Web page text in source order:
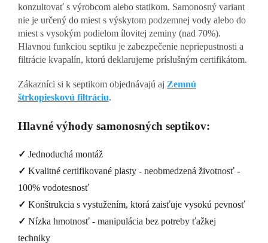
konzultovať s výrobcom alebo statikom. Samonosný variant
nie je určený do miest s výskytom podzemnej vody alebo do
miest s vysokým podielom ílovitej zeminy (nad 70%).
Hlavnou funkciou septiku je zabezpečenie nepriepustnosti a
filtrácie kvapalín, ktorú deklarujeme príslušným certifikátom.
Zákazníci si k septikom objednávajú aj Zemnú
štrkopieskovú filtráciu.
Hlavné výhody samonosných septikov:
✓ Jednoduchá montáž
✓ Kvalitné certifikované plasty - neobmedzená životnosť -
100% vodotesnosť
✓ Konštrukcia s vystužením, ktorá zaisťuje vysokú pevnosť
✓ Nízka hmotnosť - manipulácia bez potreby ťažkej
techniky